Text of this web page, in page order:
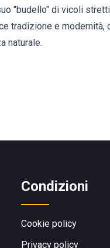
"budello" di vicoli
tradizione e modernità,
naturale.
Condizioni
Cookie policy
Privacy policy